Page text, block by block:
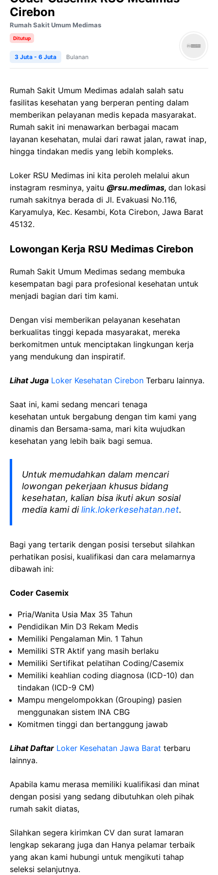
Cirebon
Rumah Sakit Umum Medimas
Ditutup
3 Juta - 6 Juta Bulanan
Rumah Sakit Umum Medimas adalah salah satu
fasilitas kesehatan yang berperan penting dalam
memberikan pelayanan medis kepada masyarakat.
Rumah sakit ini menawarkan berbagai macam
layanan kesehatan, mulai dari rawat jalan, rawat inap,
hingga tindakan medis yang lebih kompleks.
Loker RSU Medimas ini kita peroleh melalui akun
instagram resminya, yaitu @rsu.medimas, dan lokasi
rumah sakitnya berada di Jl. Evakuasi No.116,
Karyamulya, Kec. Kesambi, Kota Cirebon, Jawa Barat
45132.
Lowongan Kerja RSU Medimas Cirebon
Rumah Sakit Umum Medimas sedang membuka
kesempatan bagi para profesional kesehatan untuk
menjadi bagian dari tim kami.
Dengan visi memberikan pelayanan kesehatan
berkualitas tinggi kepada masyarakat, mereka
berkomitmen untuk menciptakan lingkungan kerja
yang mendukung dan inspiratif.
Lihat Juga Loker Kesehatan Cirebon Terbaru lainnya.
Saat ini, kami sedang mencari tenaga
kesehatan untuk bergabung dengan tim kami yang
dinamis dan Bersama-sama, mari kita wujudkan
kesehatan yang lebih baik bagi semua.
Untuk memudahkan dalam mencari
lowongan pekerjaan khusus bidang
kesehatan, kalian bisa ikuti akun sosial
media kami dilink.lokerkesehatan.net.
Bagi yang tertarik dengan posisi tersebut silahkan
perhatikan posisi, kualifikasi dan cara melamarnya
dibawah ini:
Coder Casemix
Pria/Wanita Usia Max 35 Tahun
Pendidikan Min D3 Rekam Medis
Memiliki Pengalaman Min. 1 Tahun
Memiliki STR Aktif yang masih berlaku
Memiliki Sertifikat pelatihan Coding/Casemix
Memiliki keahlian coding diagnosa (ICD-10) dan
tindakan (ICD-9 CM)
Mampu mengelompokkan (Grouping) pasien
menggunakan sistem INA CBG
Komitmen tinggi dan bertanggung jawab
Lihat Daftar Loker Kesehatan Jawa Barat terbaru
lainnya.
Apabila kamu merasa memiliki kualifikasi dan minat
dengan posisi yang sedang dibutuhkan oleh pihak
rumah sakit diatas,
Silahkan segera kirimkan CV dan surat lamaran
lengkap sekarang juga dan Hanya pelamar terbaik
yang akan kami hubungi untuk mengikuti tahap
seleksi selanjutnya.